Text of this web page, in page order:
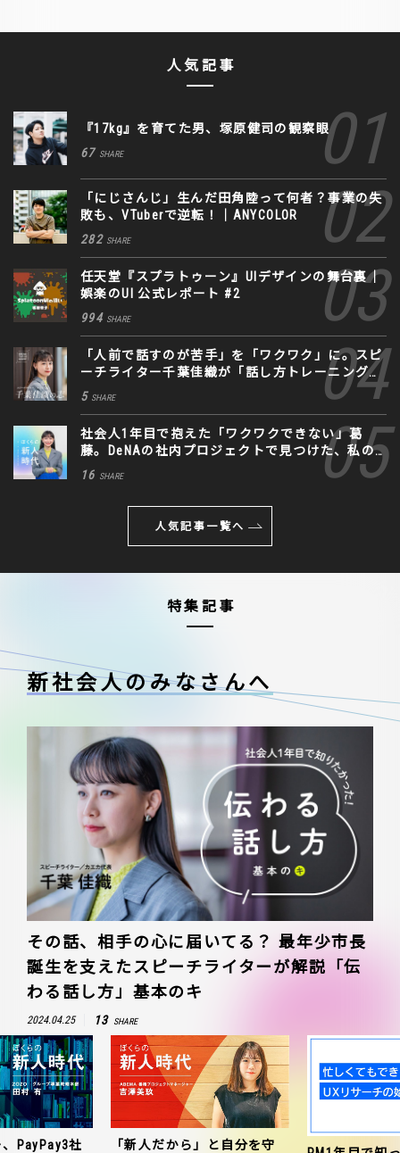
人気記事
『17kg』を育てた男、塚原健司の観察眼
67 SHARE
「にじさんじ」生んだ田角陸って何者？事業の失
敗も、VTuberで逆転！｜ANYCOLOR
282 SHARE
任天堂『スプラトゥーン』UIデザインの舞台裏｜
娯楽のUI 公式レポート #2
994 SHARE
「人前で話すのが苦手」を「ワクワク」に。スピ
ーチライター千葉佳織が「話し方トレーニング」
に込めた思い
5 SHARE
社会人1年目で抱えた「ワクワクできない」葛
藤。DeNAの社内プロジェクトで見つけた、私の
生きる道
16 SHARE
人気記事一覧へ
特集記事
新社会人のみなさんへ
その話、相手の心に届いてる？ 最年少市長
誕生を支えたスピーチライターが解説「伝
わる話し方」基本のキ
2024.04.25 13 SHARE
PayPay3社 「新人だから」と自分を守